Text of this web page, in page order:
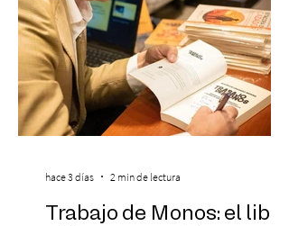
Trabajo de Monos: el libro
hace 3 días 2 min de lectura